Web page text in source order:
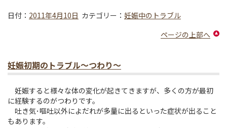
日付： 2011年4月10日 カテゴリー： 妊娠中のトラブル
ページの上部へ
妊娠初期のトラブル～つわり～
妊娠すると様々な体の変化が起きてきますが、多くの方が最初
に経験するのがつわりです。
吐き気･嘔吐以外によだれが多量に出るといった症状が出ること
もあります。